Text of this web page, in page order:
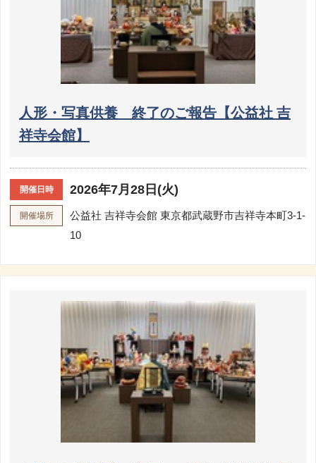
人形・写真供養 終了のご報告【公益社 吉
祥寺会館】
開催日時 2026年7月28日(火)
開催場所 公益社 吉祥寺会館 東京都武蔵野市吉祥寺本町3-1-
10